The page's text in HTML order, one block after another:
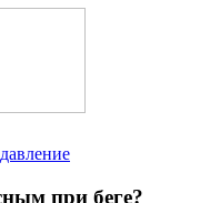
при беге?